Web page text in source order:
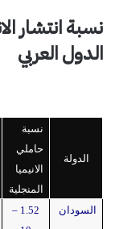
نسبة انتشار
الدول العربي
الدولة
نسبة
حاملي
الانيميا
المنجلية
السودان
1.52 –